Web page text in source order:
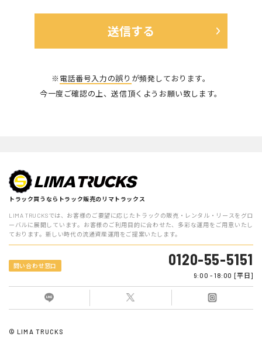
の個人を識別できる情報及び容貌，指紋，声紋にかかるデータ，及
別できる情報（個人識別情報）を指します。
当社は，ユーザーが利用登録をする際に氏名，生年月日，住所，電
話番号，メールアドレス，銀行口座番号，クレジットカード番号，
第3条（個人情報を収集・利用する目的）
当社が個人情報を収集・利用する目的は，以下のとおりです。
当社サービスの提供・運営のため
ユーザーからのお問い合わせに回答するため（本人確認を行う
ユーザーが利用中のサービスの新機能，更新情報，キャンペー
ン等及び当社が提供する他のサービスの案内のメールを送付す
るため
※ 電話番号入力の誤り が頻発しております。
今一度ご確認の上、送信頂くようお願い致します。
トラック買うならトラック販売のリマトラックス
LIMA TRUCKSでは、お客様のご要望に応じたトラックの販売・レンタル・リースをグロ
ーバルに展開しています。お客様のご利用目的に合わせた、多彩な運用をご用意いたし
ております。新しい時代の流通資産運用をご提案いたします。
問い合わせ窓口 0120-55-5151
9:00 - 18:00 [平日]
© LIMA TRUCKS